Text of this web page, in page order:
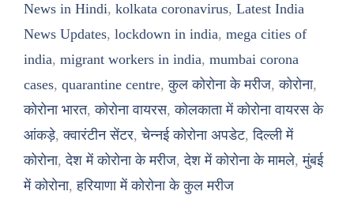
News in Hindi, kolkata coronavirus, Latest India
News Updates, lockdown in india, mega cities of
india, migrant workers in india, mumbai corona
cases, quarantine centre,कुल कोरोना के मरीज,कोरोना,
कोरोना भारत,कोरोना वायरस,कोलकाता में कोरोना वायरस के
आंकड़े,क्वारंटीन सेंटर,चेन्नई कोरोना अपडेट,दिल्ली में
कोरोना,देश में कोरोना के मरीज,देश में कोरोना के मामले,मुंबई
में कोरोना,हरियाणा में कोरोना के कुल मरीज